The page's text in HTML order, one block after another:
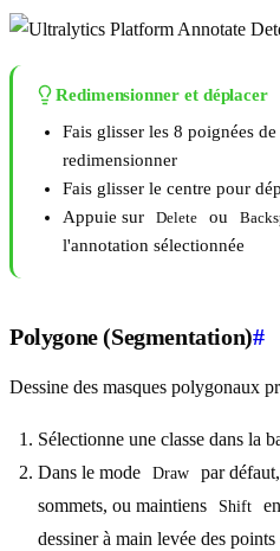
Redimensionner et déplacer
Fais glisser les 8 poignées
redimensionner
Fais glisser le centre pour
Appuie sur
Delete ou
l'annotation sélectionnée
Polygone (Segmentation)#
Dessine des masques polygonaux
Sélectionne une classe dans la
Dans le mode
Draw
par
sommets, ou maintiens
Shift
dessiner à main levée des points